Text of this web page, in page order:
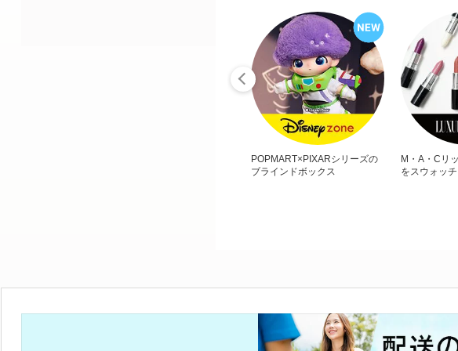
POPMART×PIXARシリーズの
ブラインドボックス
M・A・Cリ
をスウォッ